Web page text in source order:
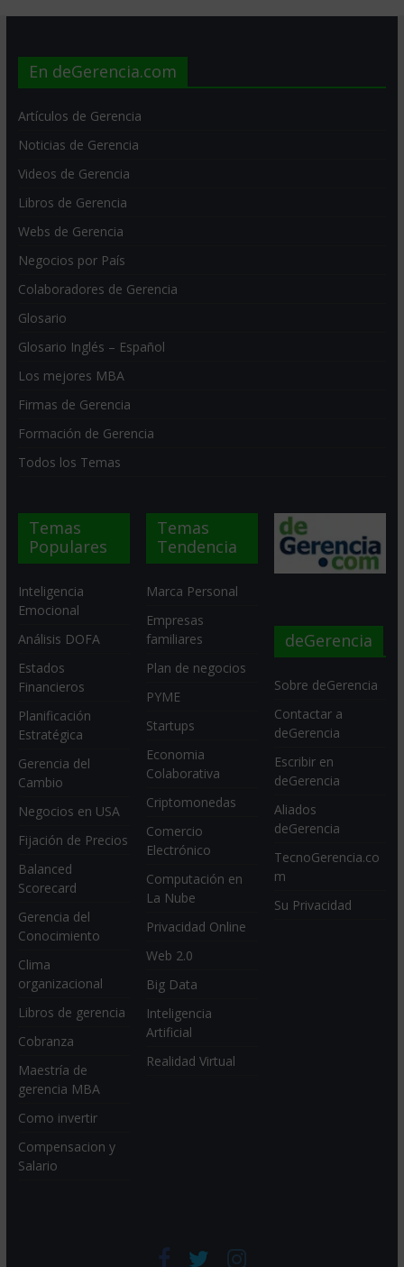
En deGerencia.com
Artículos de Gerencia
Noticias de Gerencia
Videos de Gerencia
Libros de Gerencia
Webs de Gerencia
Negocios por País
Colaboradores de Gerencia
Glosario
Glosario Inglés – Español
Los mejores MBA
Firmas de Gerencia
Formación de Gerencia
Todos los Temas
Temas
Populares
Inteligencia
Emocional
Análisis DOFA
Estados
Financieros
Planificación
Estratégica
Gerencia del
Cambio
Negocios en USA
Fijación de Precios
Balanced
Scorecard
Gerencia del
Conocimiento
Clima
organizacional
Libros de gerencia
Cobranza
Maestría de
gerencia MBA
Como invertir
Compensacion y
Salario
Temas
Tendencia
Marca Personal
Empresas
familiares
Plan de negocios
PYME
Startups
Economia
Colaborativa
Criptomonedas
Comercio
Electrónico
Computación en
La Nube
Privacidad Online
Web 2.0
Big Data
Inteligencia
Artificial
Realidad Virtual
deGerencia
Sobre deGerencia
Contactar a
deGerencia
Escribir en
deGerencia
Aliados
deGerencia
TecnoGerencia.co
m
Su Privacidad